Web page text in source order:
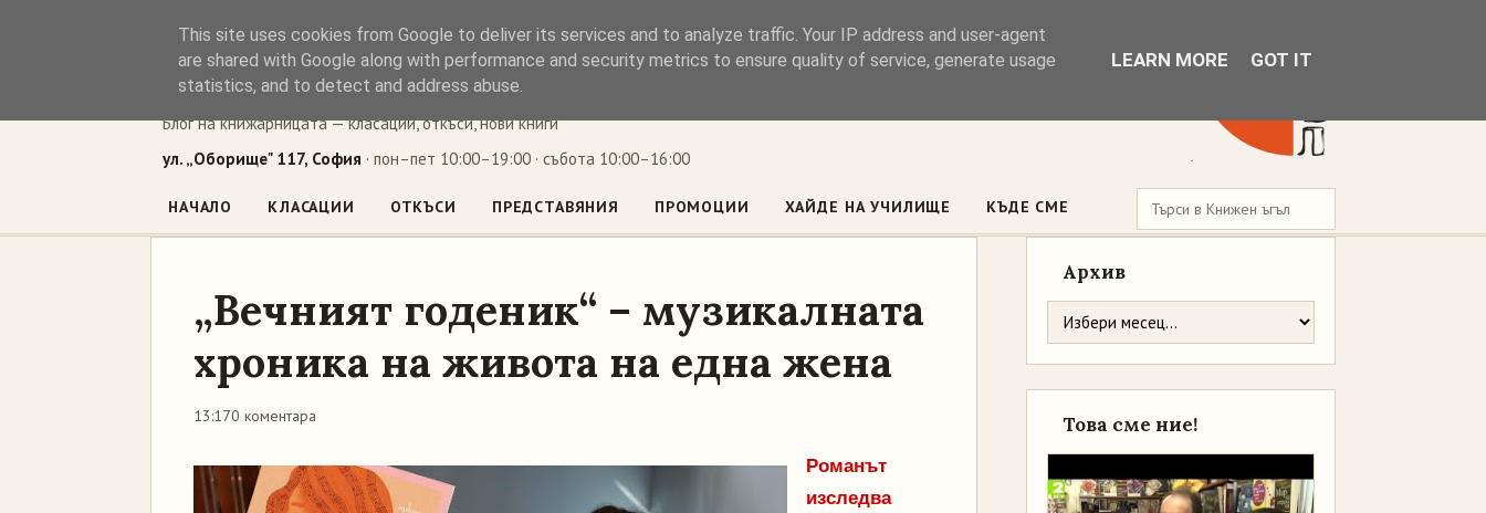
Книжен ъгъл
Блог на книжарницата — класации, откъси, нови книги
ул. „Оборище" 117, София · пон–пет 10:00–19:00 · събота 10:00–16:00
НАЧАЛО КЛАСАЦИИ ОТКЪСИ ПРЕДСТАВЯНИЯ ПРОМОЦИИ ХАЙДЕ НА УЧИЛИЩЕ КЪДЕ СМЕ
„Вечният годеник“ – музикалната
хроника на живота на една жена
13:170 коментара
Романът
изследва
Архив
Това сме ние!
This site uses cookies from Google to deliver its services and to analyze traffic. Your IP address and user-agent
are shared with Google along with performance and security metrics to ensure quality of service, generate usage
statistics, and to detect and address abuse.
LEARN MORE GOT IT